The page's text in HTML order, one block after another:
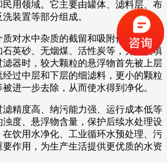
用领域。它主要由罐体、滤料层、布
装置等部分组成。
对水中杂质的截留和吸附作用。不同
英砂、无烟煤、活性炭等，分层装填
器时，较大颗粒的悬浮物首先被上层
过中层和下层的细滤料，更小的颗粒
进一步去除，从而使水得到净化。
精度高、纳污能力强、运行成本低等
度、悬浮物含量，保护后续水处理设
饮用水净化、工业循环水预处理、污
作用，为生产生活提供更优质的水资